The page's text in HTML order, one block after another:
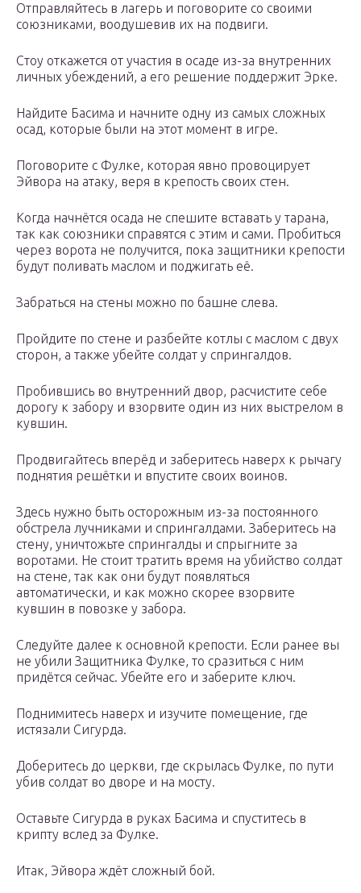
Отправляйтесь в лагерь и поговорите со своими
союзниками, воодушевив их на подвиги.
Стоу откажется от участия в осаде из-за внутренних
личных убеждений, а его решение поддержит Эрке.
Найдите Басима и начните одну из самых сложных
осад, которые были на этот момент в игре.
Поговорите с Фулке, которая явно провоцирует
Эйвора на атаку, веря в крепость своих стен.
Когда начнётся осада не спешите вставать у тарана,
так как союзники справятся с этим и сами. Пробиться
через ворота не получится, пока защитники крепости
будут поливать маслом и поджигать её.
Забраться на стены можно по башне слева.
Пройдите по стене и разбейте котлы с маслом с двух
сторон, а также убейте солдат у спрингалдов.
Пробившись во внутренний двор, расчистите себе
дорогу к забору и взорвите один из них выстрелом в
кувшин.
Продвигайтесь вперёд и заберитесь наверх к рычагу
поднятия решётки и впустите своих воинов.
Здесь нужно быть осторожным из-за постоянного
обстрела лучниками и спрингалдами. Заберитесь на
стену, уничтожьте спрингалды и спрыгните за
воротами. Не стоит тратить время на убийство солдат
на стене, так как они будут появляться
автоматически, и как можно скорее взорвите
кувшин в повозке у забора.
Следуйте далее к основной крепости. Если ранее вы
не убили Защитника Фулке, то сразиться с ним
придётся сейчас. Убейте его и заберите ключ.
Поднимитесь наверх и изучите помещение, где
истязали Сигурда.
Доберитесь до церкви, где скрылась Фулке, по пути
убив солдат во дворе и на мосту.
Оставьте Сигурда в руках Басима и спуститесь в
крипту вслед за Фулке.
Итак, Эйвора ждёт сложный бой.